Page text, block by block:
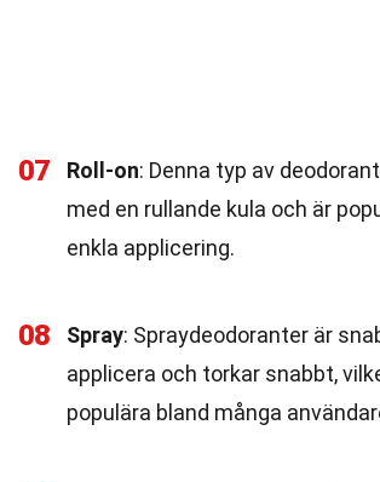
07 Roll-on: Denna typ av
med en rullande kula och är
enkla applicering.
08 Spray: Spraydeodoranter är
applicera och torkar snabbt,
populära bland många